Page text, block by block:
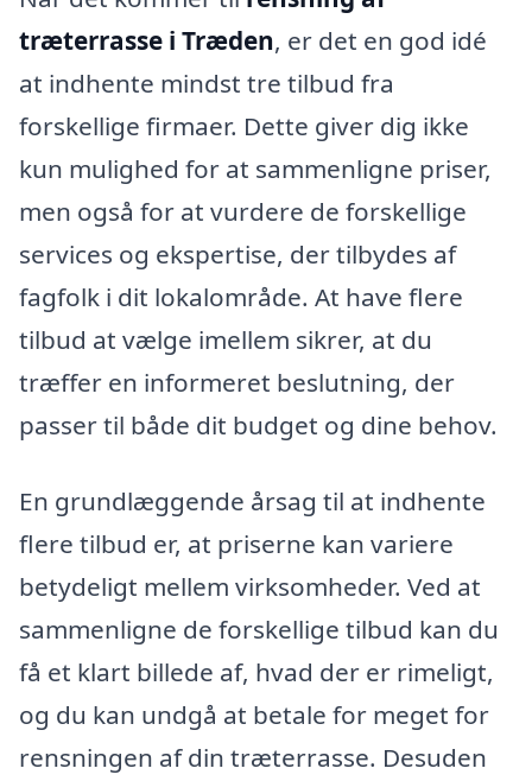
træterrasse i Træden, er det en god idé
at indhente mindst tre tilbud fra
forskellige firmaer. Dette giver dig ikke
kun mulighed for at sammenligne priser,
men også for at vurdere de forskellige
services og ekspertise, der tilbydes af
fagfolk i dit lokalområde. At have flere
tilbud at vælge imellem sikrer, at du
træffer en informeret beslutning, der
passer til både dit budget og dine behov.
En grundlæggende årsag til at indhente
flere tilbud er, at priserne kan variere
betydeligt mellem virksomheder. Ved at
sammenligne de forskellige tilbud kan du
få et klart billede af, hvad der er rimeligt,
og du kan undgå at betale for meget for
rensningen af din træterrasse. Desuden